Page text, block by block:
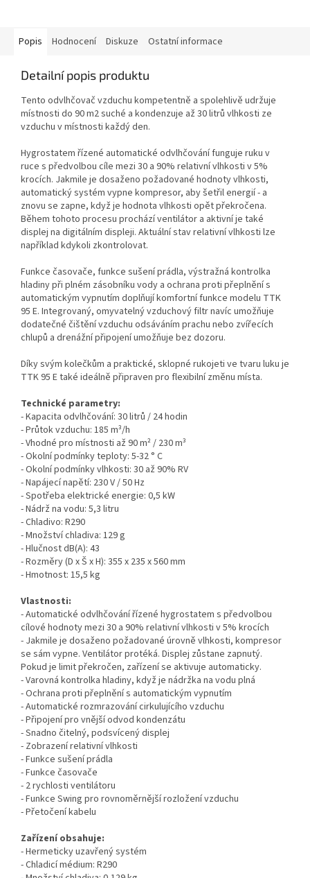
Popis Hodnocení Diskuze Ostatní informace
Detailní popis produktu
Tento odvlhčovač vzduchu kompetentně a spolehlivě udržuje
místnosti do 90 m2 suché a kondenzuje až 30 litrů vlhkosti ze
vzduchu v místnosti každý den.
Hygrostatem řízené automatické odvlhčování funguje ruku v
ruce s předvolbou cíle mezi 30 a 90% relativní vlhkosti v 5%
krocích. Jakmile je dosaženo požadované hodnoty vlhkosti,
automatický systém vypne kompresor, aby šetřil energií - a
znovu se zapne, když je hodnota vlhkosti opět překročena.
Během tohoto procesu prochází ventilátor a aktivní je také
displej na digitálním displeji. Aktuální stav relativní vlhkosti lze
například kdykoli zkontrolovat.
Funkce časovače, funkce sušení prádla, výstražná kontrolka
hladiny při plném zásobníku vody a ochrana proti přeplnění s
automatickým vypnutím doplňují komfortní funkce modelu TTK
95 E. Integrovaný, omyvatelný vzduchový filtr navíc umožňuje
dodatečné čištění vzduchu odsáváním prachu nebo zvířecích
chlupů a drenážní připojení umožňuje bez dozoru.
Díky svým kolečkům a praktické, sklopné rukojeti ve tvaru luku je
TTK 95 E také ideálně připraven pro flexibilní změnu místa.
Technické parametry:
- Kapacita odvlhčování: 30 litrů / 24 hodin
- Průtok vzduchu: 185 m³/h
- Vhodné pro místnosti až 90 m² / 230 m³
- Okolní podmínky teploty: 5-32 ° C
- Okolní podmínky vlhkosti: 30 až 90% RV
- Napájecí napětí: 230 V / 50 Hz
- Spotřeba elektrické energie: 0,5 kW
- Nádrž na vodu: 5,3 litru
- Chladivo: R290
- Množství chladiva: 129 g
- Hlučnost dB(A): 43
- Rozměry (D x Š x H): 355 x 235 x 560 mm
- Hmotnost: 15,5 kg
Vlastnosti:
- Automatické odvlhčování řízené hygrostatem s předvolbou
cílové hodnoty mezi 30 a 90% relativní vlhkosti v 5% krocích
- Jakmile je dosaženo požadované úrovně vlhkosti, kompresor
se sám vypne. Ventilátor protéká. Displej zůstane zapnutý.
Pokud je limit překročen, zařízení se aktivuje automaticky.
- Varovná kontrolka hladiny, když je nádržka na vodu plná
- Ochrana proti přeplnění s automatickým vypnutím
- Automatické rozmrazování cirkulujícího vzduchu
- Připojení pro vnější odvod kondenzátu
- Snadno čitelný, podsvícený displej
- Zobrazení relativní vlhkosti
- Funkce sušení prádla
- Funkce časovače
- 2 rychlosti ventilátoru
- Funkce Swing pro rovnoměrnější rozložení vzduchu
- Přetočení kabelu
Zařízení obsahuje:
- Hermeticky uzavřený systém
- Chladicí médium: R290